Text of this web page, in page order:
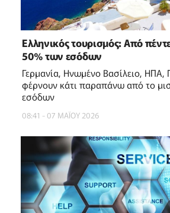
Ελληνικός τουρισμός: Από
50% των εσόδων
Γερμανία, Ηνωμένο Βασίλειο, ΗΠΑ,
φέρνουν κάτι παραπάνω από το
εσόδων
08:41 - 07 ΜΑΪ́ΟΥ 2026